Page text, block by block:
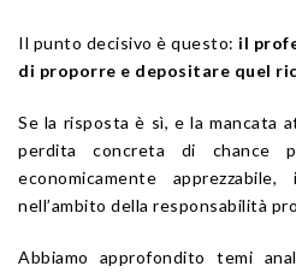
Il punto decisivo è questo: il
di proporre e depositare quel
Se la risposta è sì, e la mancata
perdita concreta di chance
economicamente
nell’ambito della responsabilità
Abbiamo approfondito temi